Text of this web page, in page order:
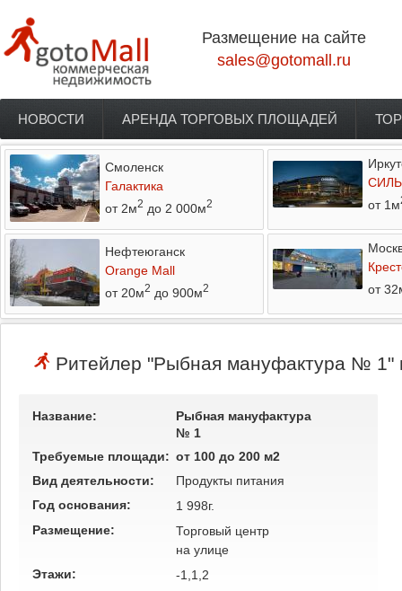
Размещение на сайте
sales@gotomall.ru
Главное меню
НОВОСТИ АРЕНДА ТОРГОВЫХ ПЛОЩАДЕЙ
Смоленск
Галактика
от 2м2 до 2 000м2
от 1м
Нефтеюганск
Orange Mall
от 20м2 до 900м2
от
Ритейлер "Рыбная мануфактура № 1"
Название:
Рыбная мануфактура
№ 1
Требуемые площади: от 100 до 200 м2
Вид деятельности:
Продукты питания
Год основания:
1 998г.
Размещение:
Торговый центр
на улице
Этажи:
-1,1,2